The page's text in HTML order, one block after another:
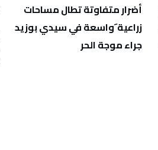
أضرار متفاوتة تطال مساحات
زراعية َواسعة في سيدي بوزيد
جراء موجة الحر